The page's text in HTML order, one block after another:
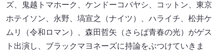
ズ、鬼越トマホーク、ケンドーコバヤシ、コットン、東京
ホテイソン、永野、塙宣之（ナイツ）、ハライチ、松井ケ
ムリ（令和ロマン）、森田哲矢（さらば青春の光）がゲス
ト出演し、ブラックマヨネーズに持論をぶつけていきま